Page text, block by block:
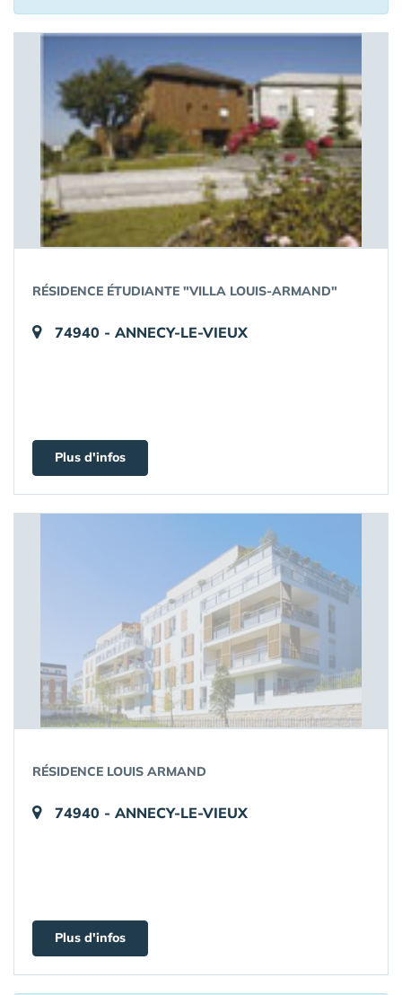
RÉSIDENCE ÉTUDIANTE "VILLA LOUIS-ARMAND"
74940 - ANNECY-LE-VIEUX
Plus d'infos
RÉSIDENCE LOUIS ARMAND
74940 - ANNECY-LE-VIEUX
Plus d'infos